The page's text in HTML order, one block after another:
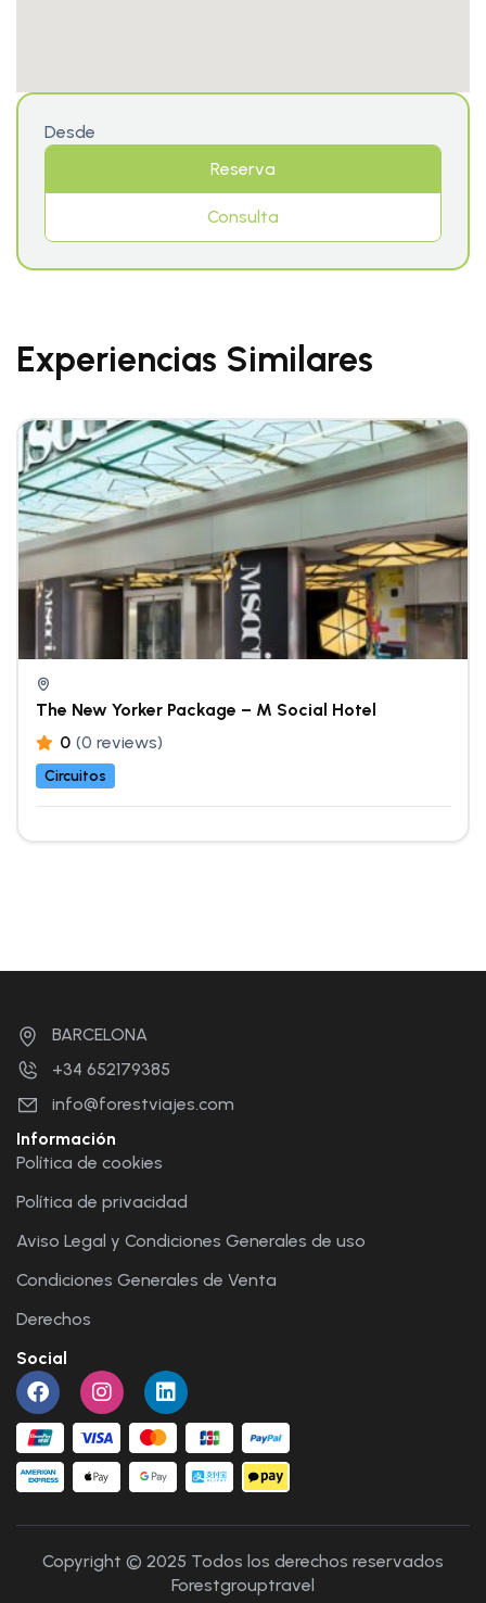
Desde
Reserva
Consulta
Experiencias Similares
The New Yorker Package – M Social Hotel
0 (0 reviews)
Circuitos
BARCELONA
+34 652179385
info@forestviajes.com
Información
Política de cookies
Política de privacidad
Aviso Legal y Condiciones Generales de uso
Condiciones Generales de Venta
Derechos
Social
Copyright © 2025 Todos los derechos reservados
Forestgrouptravel